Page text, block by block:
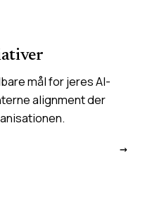
mål for jeres AI-
alignment der
→